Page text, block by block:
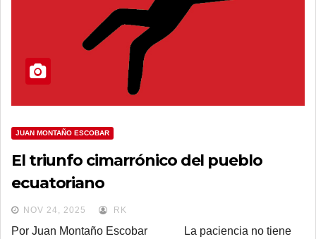
JUAN MONTAÑO ESCOBAR
El triunfo cimarrónico del pueblo
ecuatoriano
NOV 24, 2025 RK
Por Juan Montaño Escobar La paciencia no tiene